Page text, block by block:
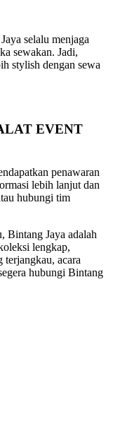
selalu menjaga
sewakan. Jadi,
stylish dengan sewa
EVENT
penawaran
lebih lanjut dan
hubungi tim
Bintang Jaya adalah
lengkap,
terjangkau, acara
hubungi Bintang